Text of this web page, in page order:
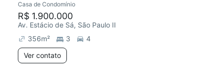
Casa de Condomínio
R$ 1.900.000
Av. Estácio de Sá, São Paulo II
356m² 3
4
Ver contato